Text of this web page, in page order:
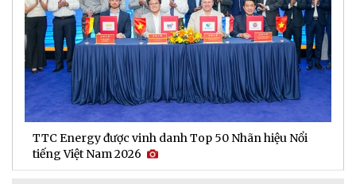
Người phụ nữ khiếm thị 20 năm bền bỉ "gieo" sinh kế
cho người yếu thế